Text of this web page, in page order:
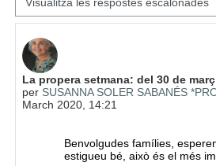
Mode de visualització
La propera setmana: del 30 de
per SUSANNA SOLER SABANÉS
March 2020, 14:21
Nombre de respostes: 0
Benvolgudes famílies,
estigueu bé, això és el més